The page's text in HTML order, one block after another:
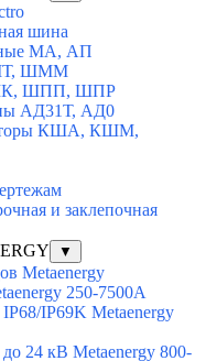
шина
МА, АП
ШММ
ШПП, ШПР
АД31Т, АД0
КША, КШМ,
и заклепочная
▼
Metaenergy
250-7500A
IP69K Metaenergy
24 кВ Metaenergy 800-